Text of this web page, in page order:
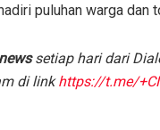
puluhan warga dan
setiap hari dari
di linkhttps://t.me/